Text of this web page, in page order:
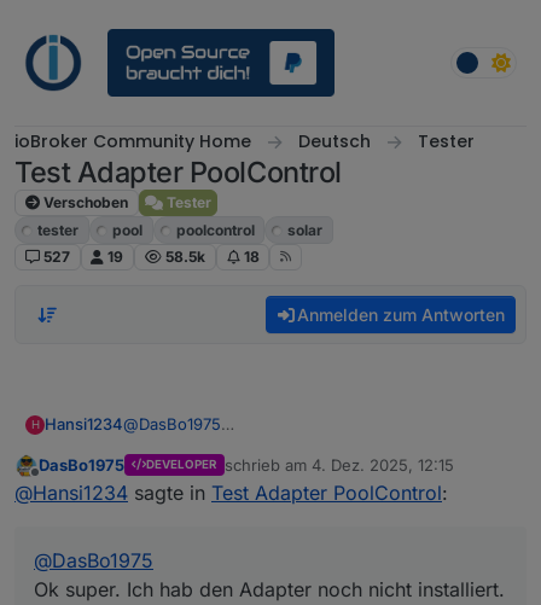
ioBroker Community Home Deutsch Tester
Test Adapter PoolControl
Verschoben
Tester
tester
pool poolcontrol
solar
527
19 58.5k 18
Anmelden zum Antworten
H Hansi1234@DasBo1975
Gibt es den Unabhängigkeiten, wenn zb das Licht
angeschaltet wurde, dass dann zb es automatisch
Eigenschaften bei Whirlpools gesehen
Offline
DasBo1975 DEVELOPER schrieb am 4. Dez. 2025, 12:15
zuletzt editiert von
@Hansi1234 sagte in Test Adapter PoolControl:
@DasBo1975
Ok super. Ich hab den Adapter noch nicht installiert.